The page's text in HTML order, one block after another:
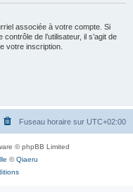
associée à votre compte. Si
de l’utilisateur, il s’agit de
votre inscription.
Fuseau horaire sur UTC+02:00
© phpBB Limited
©Qiaeru